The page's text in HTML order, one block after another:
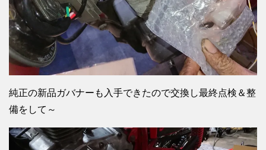
純正の新品ガバナーも入手できたので交換し最終点検＆整
備をして～